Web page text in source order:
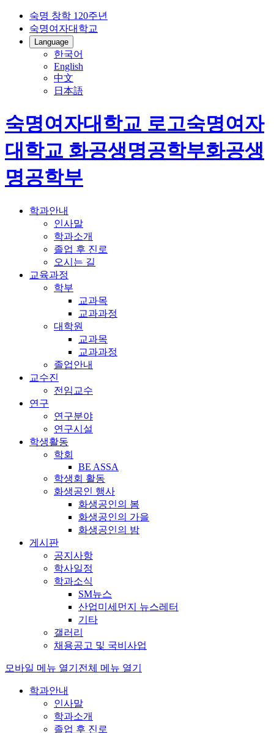
숙명 창학 120주년
숙명여자대학교
Language
한국어
English
中文
日本語
숙명여자대학교 로고숙명여자
대학교 화공생명공학부화공생
명공학부
학과안내
인사말
학과소개
졸업 후 진로
오시는 길
교육과정
학부
교과목
교과과정
대학원
교과목
교과과정
졸업안내
교수진
전임교수
연구
연구분야
연구시설
학생활동
학회
BE ASSA
학생회 활동
화생공인 행사
화생공인의 봄
화생공인의 가을
화생공인의 밤
게시판
공지사항
학사일정
학과소식
SM뉴스
산업미세먼지 뉴스레터
기타
갤러리
채용공고 및 국비사업
모바일 메뉴 열기 전체 메뉴 열기
학과안내
인사말
학과소개
졸업 후 진로